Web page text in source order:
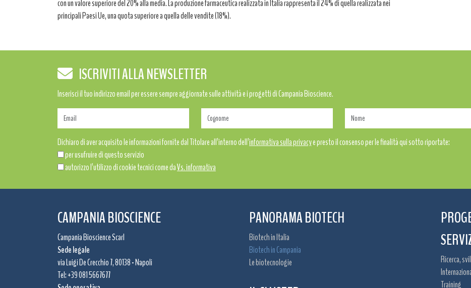
con un valore superiore del 20% alla media. La produzione farmaceutica realizzata in Italia rappresenta il 24% di quella realizzata nei
principali Paesi Ue, una quota superiore a quella delle vendite (18%).
ISCRIVITI ALLA NEWSLETTER
Inserisci il tuo indirizzo email per essere sempre aggiornate sulle attività e i progetti di Campania Bioscience.
Dichiaro di aver acquisito le informazioni fornite dal Titolare all’interno dell’informativa sulla privacye presto il consenso per le finalità qui sotto riportate:
per usufruire di questo servizio
autorizzo l’utilizzo di cookie tecnici come daVs. informativa
CAMPANIA BIOSCIENCE
Campania Bioscience Scarl
Sede legale
via Luigi De Crecchio 7, 80138 - Napoli
Tel: +39 081 5667677
PANORAMA BIOTECH
Biotech in Italia
Biotech in Campania
Le biotecnologie
Ricerca,
Training